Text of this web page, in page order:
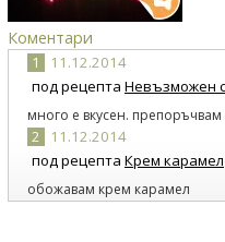
Коментари
1
11.12.2014
под рецепта Невъзможен
много е вкусен.
2
11.12.2014
под рецепта Крем карамел
обожавам крем карамел